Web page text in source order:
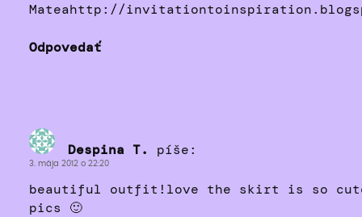
Mateahttp://
Odpovedať
Despina T. píše:
3. mája 2012 o 22:20
beautiful outfit!love the skirt is so
pics 🙂